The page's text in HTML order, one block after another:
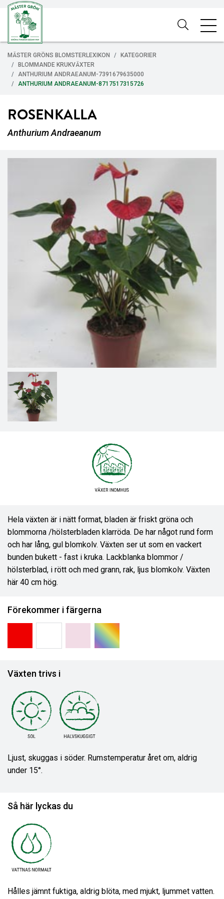
MÄSTER GRÖNS BLOMSTERLEXIKON
KATEGORIER
BLOMMANDE KRUKVÄXTER
ANTHURIUM ANDRAEANUM-7391679635000
ANTHURIUM ANDRAEANUM-8717517315726
ROSENKALLA
Anthurium Andraeanum
Hela växten är i nätt format, bladen är friskt gröna och
blommorna /hölsterbladen klarröda. De har något rund form
och har lång, gul blomkolv. Växten ser ut som en vackert
bunden bukett - fast i kruka. Lackblanka blommor /
hölsterblad, i rött och med grann, rak, ljus blomkolv. Växten
här 40 cm hög.
Förekommer i färgerna
Växten trivs i
Ljust, skuggas i söder. Rumstemperatur året om, aldrig
under 15°.
Så här lyckas du
Hålles jämnt fuktiga, aldrig blöta, med mjukt, ljummet vatten.